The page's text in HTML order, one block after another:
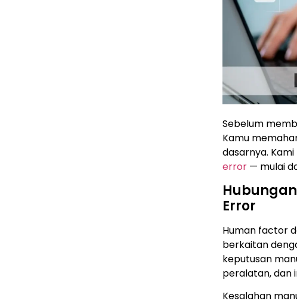
Sebelum
Kamu
dasarnya.
error — mulai
Error
Human factor
berkaitan
keputusan
peralatan, dan
Kesalahan